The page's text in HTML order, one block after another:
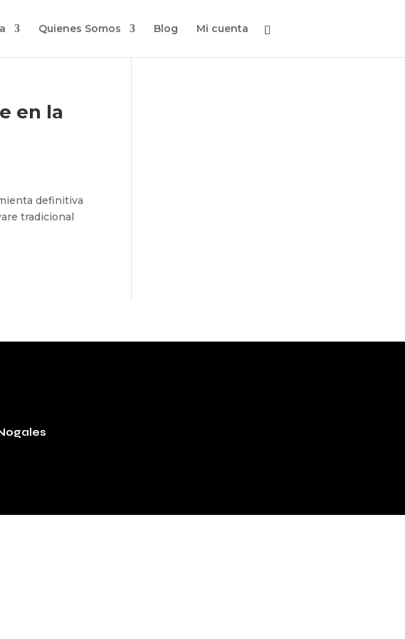
Quienes Somos Blog Mi cuenta
en la
definitiva
tradicional